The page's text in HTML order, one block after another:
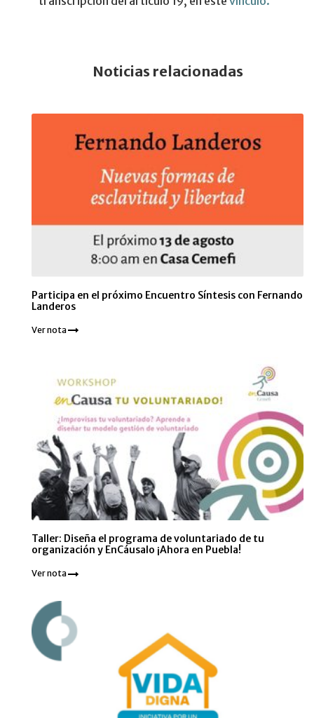
Noticias relacionadas
Participa en el próximo Encuentro Síntesis con Fernando
Landeros
Ver nota
Taller: Diseña el programa de voluntariado de tu
organización y EnCáusalo ¡Ahora en Puebla!
Ver nota